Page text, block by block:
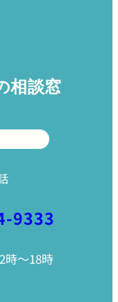
相談窓
9333
時〜18時